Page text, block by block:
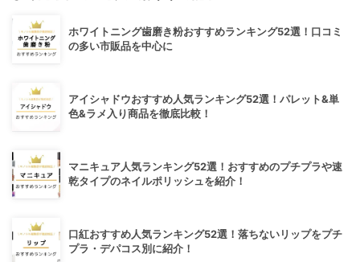
ホワイトニング歯磨き粉おすすめランキング52選！口コミ
の多い市販品を中心に
アイシャドウおすすめ人気ランキング52選！パレット&単
色&ラメ入り商品を徹底比較！
マニキュア人気ランキング52選！おすすめのプチプラや速
乾タイプのネイルポリッシュを紹介！
口紅おすすめ人気ランキング52選！落ちないリップをプチ
プラ・デパコス別に紹介！